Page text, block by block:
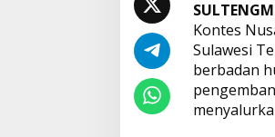
a
m
y
a
n
g
L
Kontes
Sulawesi
berbadan